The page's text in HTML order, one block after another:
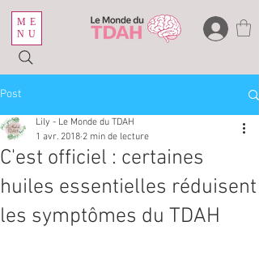
ME
NU
Post
C'est officiel : certaines
huiles essentielles réduisent
les symptômes du TDAH
Lily - Le Monde du TDAH
1 avr. 2018 2 min de lecture